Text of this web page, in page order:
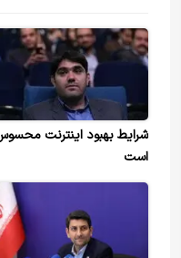
شرایط بهبود اینترنت
است